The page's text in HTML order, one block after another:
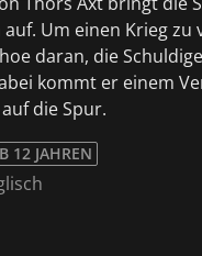
Um einen Krieg zu
daran, die
kommt er einem
die Spur.
12 JAHREN